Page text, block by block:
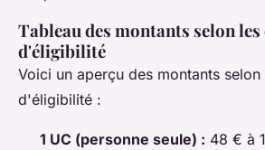
Tableau des montants selon
d'éligibilité
Voici un aperçu des montants
d'éligibilité :
1 UC (personne seule) : 48 € à